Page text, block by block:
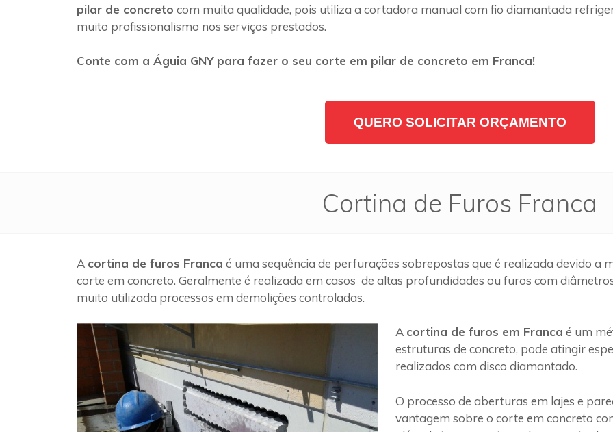
pilar de concreto com muita qualidade, pois utiliza a cortadora manual com fio diamantada
muito profissionalismo nos serviços prestados.
Conte com a Águia GNY para fazer o seu corte em pilar de concreto em Franca!
QUERO SOLICITAR ORÇAMENTO
Cortina de Furos Franca
A cortina de furos Franca é uma sequência de perfurações sobrepostas que é realizada devido a
corte em concreto. Geralmente é realizada em casos de altas profundidades ou furos com
muito utilizada processos em demolições controladas.
A cortina de furos em Franca é um
estruturas de concreto, pode atingir
realizados com disco diamantado.
O processo de aberturas em lajes e
vantagem sobre o corte em concreto